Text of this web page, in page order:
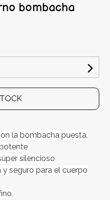
bombacha
la bombacha puesta.
silencioso
y seguro para el cuerpo